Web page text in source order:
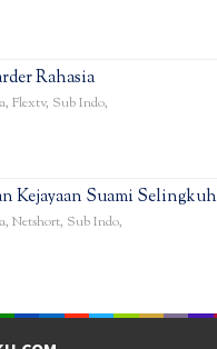
Rahasia
, Flextv, Sub Indo,
Kejayaan Suami Selingkuh
, Netshort, Sub Indo,